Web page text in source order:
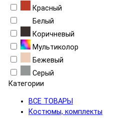
Красный
Белый
Коричневый
Мультиколор
Бежевый
Серый
Категории
ВСЕ ТОВАРЫ
Костюмы, комплекты